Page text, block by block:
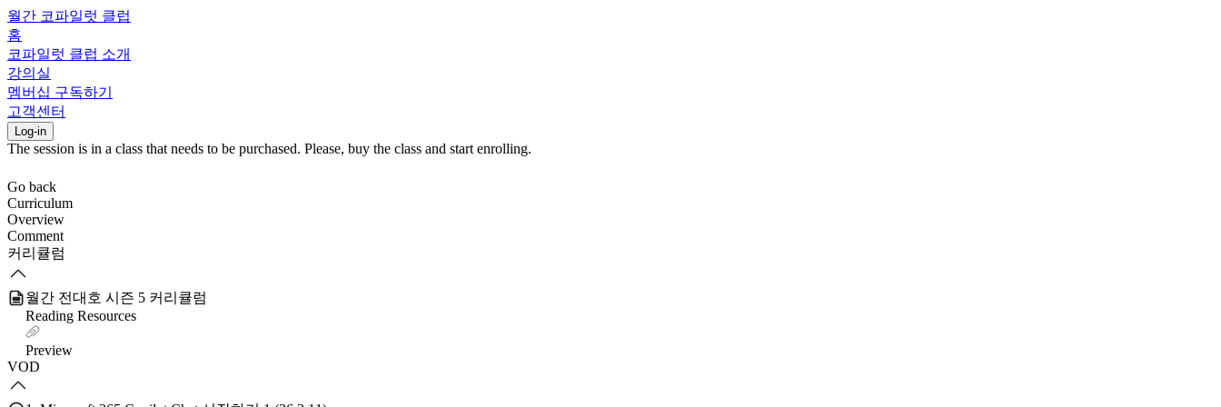
월간 코파일럿 클럽
홈
코파일럿 클럽 소개
강의실
멤버십 구독하기
고객센터
Log-in
The session is in a class that needs to be purchased. Please, buy the class and start enrolling.
Go back
Curriculum
Overview
Comment
커리큘럼
월간 전대호 시즌 5 커리큘럼
Reading Resources
Preview
VOD